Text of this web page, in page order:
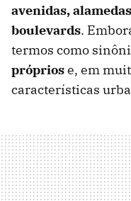
avenidas,
boulevards.
termos como
própriose, em
características